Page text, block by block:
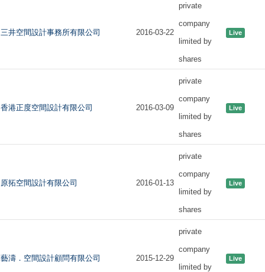
三井空間設計事務所有限公司 2016-03-22
private
company
limited by
shares
Live
香港正度空間設計有限公司 2016-03-09
private
company
limited by
shares
Live
原拓空間設計有限公司 2016-01-13
private
company
limited by
shares
Live
藝濤．空間設計顧問有限公司 2015-12-29
private
company
limited by
Live